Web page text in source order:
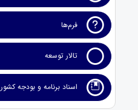
فرم‌ها
تالار توسعه
اسناد برنامه و بودجه کشور